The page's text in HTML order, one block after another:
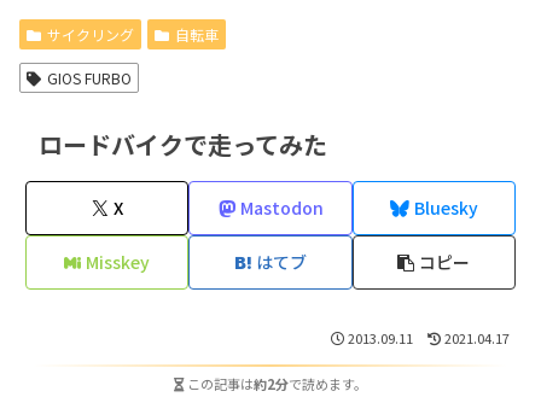
サイクリング 自転車
GIOS FURBO
ロードバイクで走ってみた
X Mastodon Bluesky
Misskey はてブ コピー
2013.09.11 2021.04.17
この記事は約2分で読めます。